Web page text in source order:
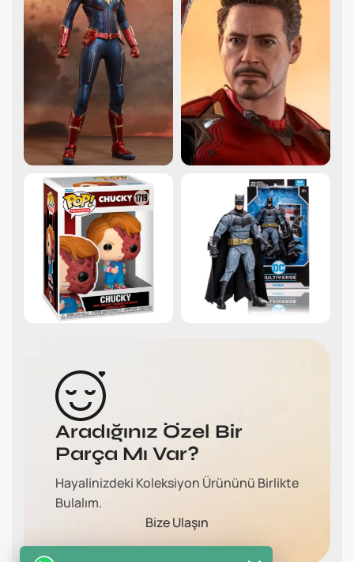
Aradığınız Özel Bir
Parça Mı Var?
Hayalinizdeki Koleksiyon Ürününü Birlikte
Bulalım.
Bize Ulaşın